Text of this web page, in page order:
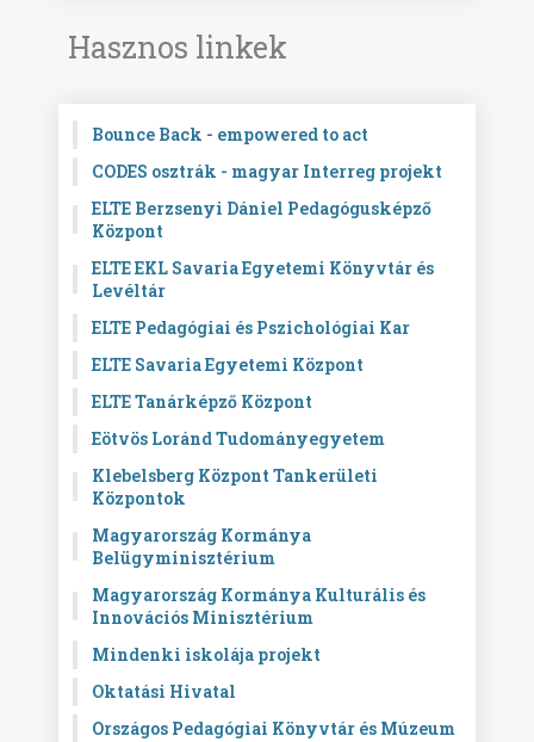
Hasznos linkek
Bounce Back - empowered to act
CODES osztrák - magyar Interreg projekt
ELTE Berzsenyi Dániel Pedagógusképző
Központ
ELTE EKL Savaria Egyetemi Könyvtár és
Levéltár
ELTE Pedagógiai és Pszichológiai Kar
ELTE Savaria Egyetemi Központ
ELTE Tanárképző Központ
Eötvös Loránd Tudományegyetem
Klebelsberg Központ Tankerületi
Központok
Magyarország Kormánya
Belügyminisztérium
Magyarország Kormánya Kulturális és
Innovációs Minisztérium
Mindenki iskolája projekt
Oktatási Hivatal
Országos Pedagógiai Könyvtár és Múzeum